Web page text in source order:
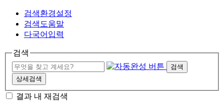
검색환경설정
검색도움말
다국어입력
검색
검색
상세검색
결과 내 재검색